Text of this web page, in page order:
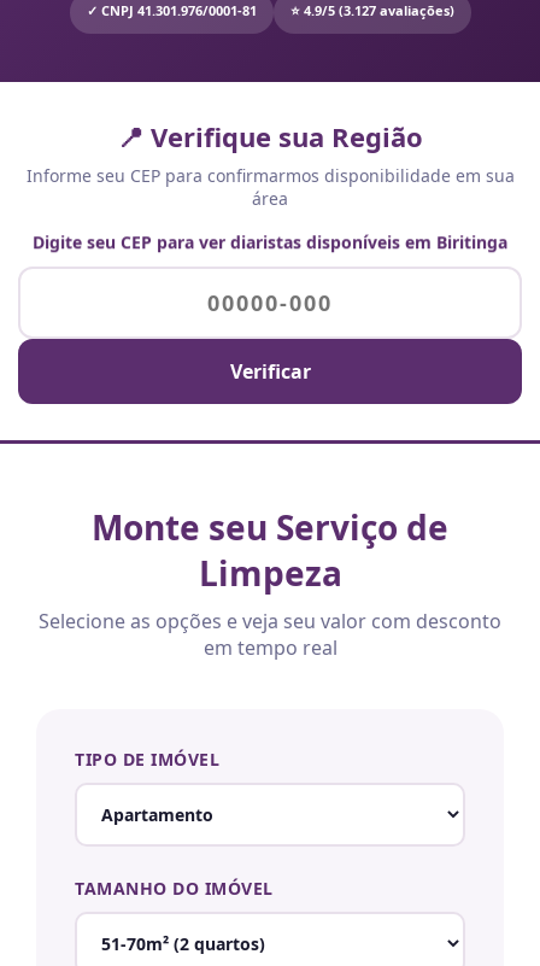
✓ CNPJ 41.301.976/0001-81 ⭐ 4.9/5 (3.127 avaliações)
📍 Verifique sua Região
Informe seu CEP para confirmarmos disponibilidade em sua
área
Digite seu CEP para ver diaristas disponíveis em Biritinga
Verificar
Monte seu Serviço de
Limpeza
Selecione as opções e veja seu valor com desconto
em tempo real
TIPO DE IMÓVEL
TAMANHO DO IMÓVEL